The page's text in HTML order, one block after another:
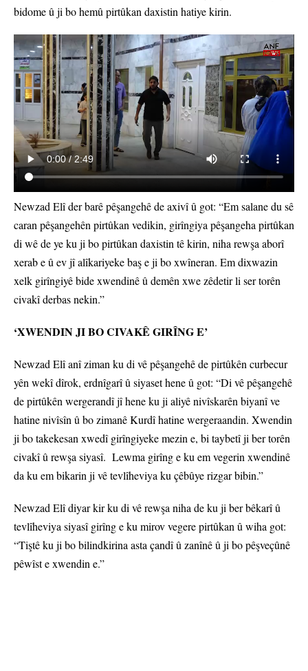
bidome û ji bo hemû pirtûkan daxistin hatiye kirin.
Newzad Elî der barê pêşangehê de axivî û got: “Em salane du sê
caran pêşangehên pirtûkan vedikin, girîngiya pêşangeha pirtûkan
di wê de ye ku ji bo pirtûkan daxistin tê kirin, niha rewşa aborî
xerab e û ev jî alîkariyeke baş e ji bo xwîneran. Em dixwazin
xelk girîngiyê bide xwendinê û demên xwe zêdetir li ser torên
civakî derbas nekin.”
‘XWENDIN JI BO CIVAKÊ GIRÎNG E’
Newzad Elî anî ziman ku di vê pêşangehê de pirtûkên curbecur
yên wekî dîrok, erdnîgarî û siyaset hene û got: “Di vê pêşangehê
de pirtûkên wergerandî jî hene ku ji aliyê nivîskarên biyanî ve
hatine nivîsîn û bo zimanê Kurdî hatine wergeraandin. Xwendin
ji bo takekesan xwedî girîngiyeke mezin e, bi taybetî ji ber torên
civakî û rewşa siyasî. Lewma girîng e ku em vegerin xwendinê
da ku em bikarin ji vê tevlîheviya ku çêbûye rizgar bibin.”
Newzad Elî diyar kir ku di vê rewşa niha de ku ji ber bêkarî û
tevlîheviya siyasî girîng e ku mirov vegere pirtûkan û wiha got:
“Tiştê ku ji bo bilindkirina asta çandî û zanînê û ji bo pêşveçûnê
pêwîst e xwendin e.”